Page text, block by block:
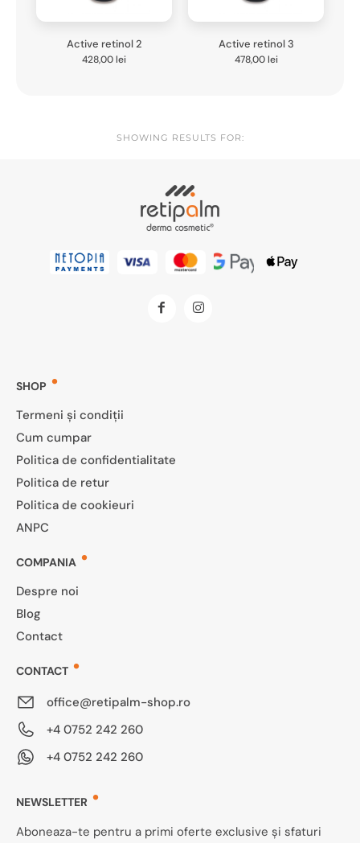
Active retinol 2
428,00lei
Active retinol 3
478,00lei
SHOWING RESULTS FOR:
SHOP
Termeni și condiții
Cum cumpar
Politica de confidentialitate
Politica de retur
Politica de cookieuri
ANPC
COMPANIA
Despre noi
Blog
Contact
CONTACT
office@retipalm-shop.ro
+4 0752 242 260
+4 0752 242 260
NEWSLETTER
Aboneaza-te pentru a primi oferte exclusive și sfaturi